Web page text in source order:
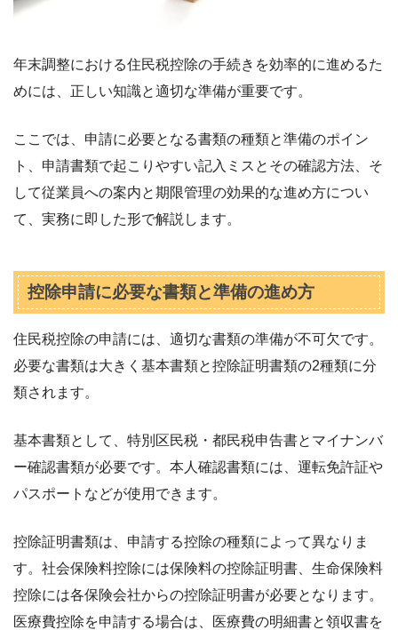
年末調整における住民税控除の手続きを効率的に進めるた
めには、正しい知識と適切な準備が重要です。
ここでは、申請に必要となる書類の種類と準備のポイン
ト、申請書類で起こりやすい記入ミスとその確認方法、そ
して従業員への案内と期限管理の効果的な進め方につい
て、実務に即した形で解説します。
控除申請に必要な書類と準備の進め方
住民税控除の申請には、適切な書類の準備が不可欠です。
必要な書類は大きく基本書類と控除証明書類の2種類に分
類されます。
基本書類として、特別区民税・都民税申告書とマイナンバ
ー確認書類が必要です。本人確認書類には、運転免許証や
パスポートなどが使用できます。
控除証明書類は、申請する控除の種類によって異なりま
す。社会保険料控除には保険料の控除証明書、生命保険料
控除には各保険会社からの控除証明書が必要となります。
医療費控除を申請する場合は、医療費の明細書と領収書を